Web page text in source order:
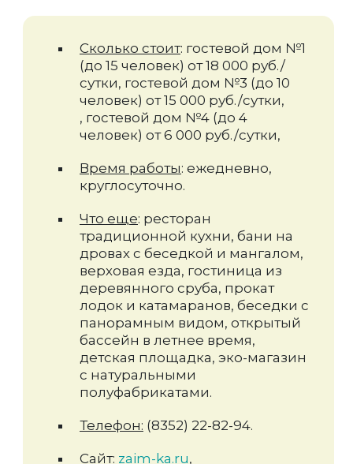
Сколько стоит: гостевой дом №1
(до 15 человек) от 18 000 руб./
сутки, гостевой дом №3 (до 10
человек) от 15 000 руб./сутки,
, гостевой дом №4 (до 4
человек) от 6 000 руб./сутки,
Время работы: ежедневно,
круглосуточно.
Что еще: ресторан
традиционной кухни, бани на
дровах с беседкой и мангалом,
верховая езда, гостиница из
деревянного сруба, прокат
лодок и катамаранов, беседки с
панорамным видом, открытый
бассейн в летнее время,
детская площадка, эко-магазин
с натуральными
полуфабрикатами.
Телефон: (8352) 22-82-94.
Сайт: zaim-ka.ru,